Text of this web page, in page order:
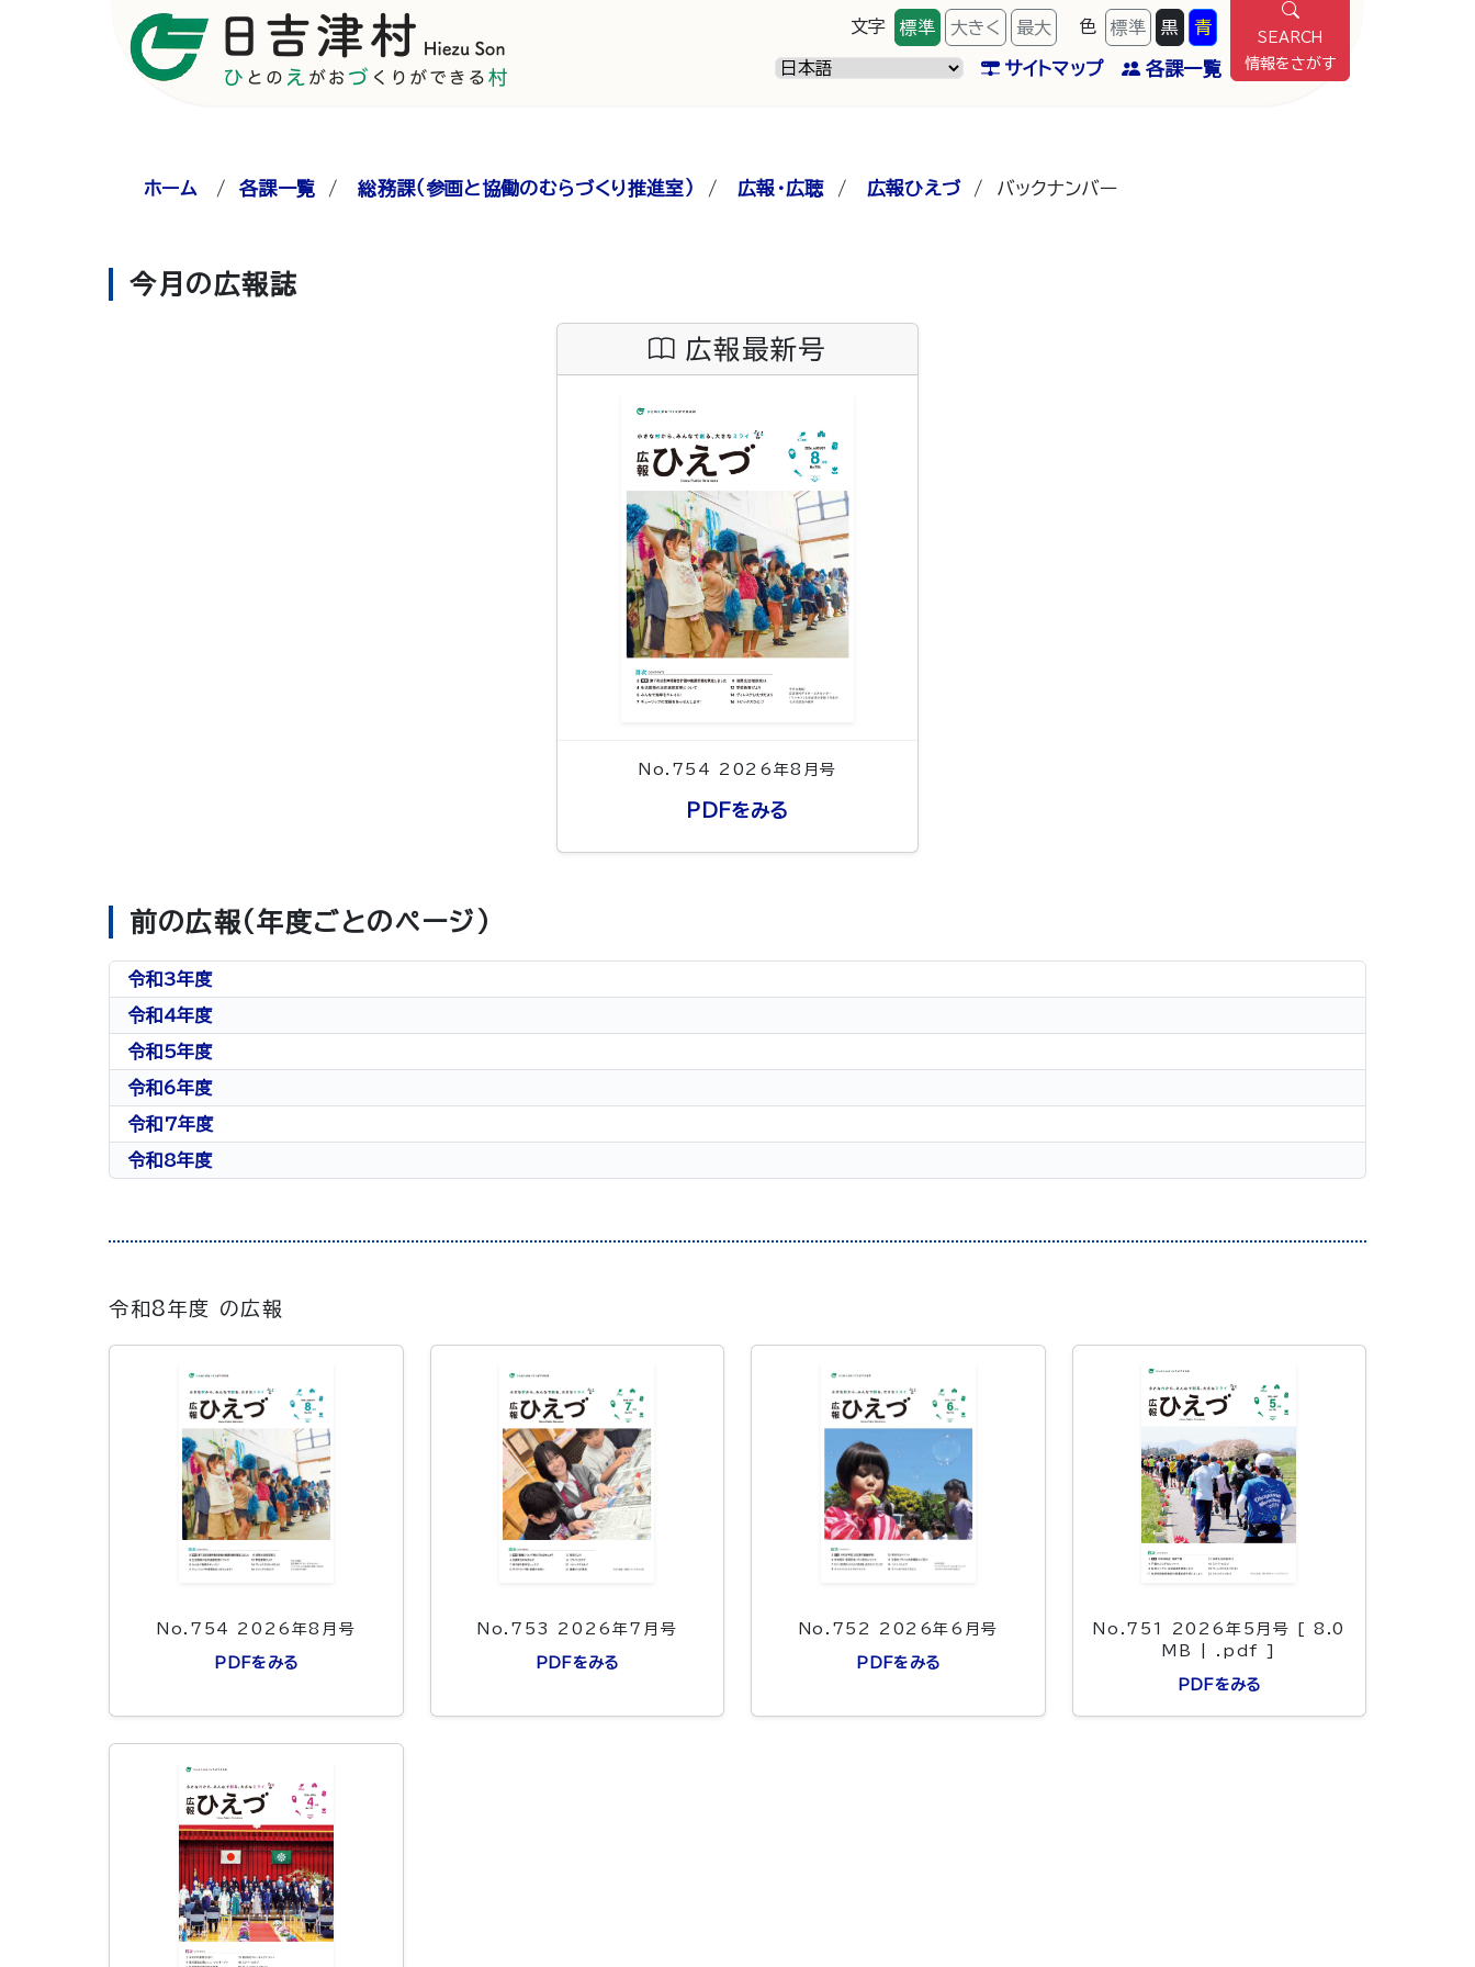
文字 標準 大きく 最大 色 標準 黒 青
サイトマップ 各課一覧
SEARCH
情報をさがす
ホーム /各課一覧 /総務課（参画と協働のむらづくり推進室） / 広報・広聴/ 広報ひえづ/ バックナンバー
今月の広報誌
広報最新号
No.754 2026年8月号
PDFをみる
前の広報（年度ごとのページ）
令和3年度
令和4年度
令和5年度
令和6年度
令和7年度
令和8年度
令和8年度 の広報
No.754 2026年8月号
PDFをみる
No.753 2026年7月号
PDFをみる
No.752 2026年6月号
PDFをみる
No.751 2026年5月号 [ 8.0
MB | .pdf ]
PDFをみる